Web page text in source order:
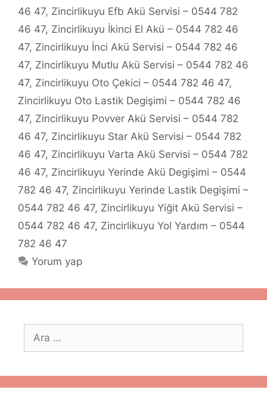
46 47, Zincirlikuyu Efb Akü Servisi – 0544 782
46 47, Zincirlikuyu İkinci El Akü – 0544 782 46
47, Zincirlikuyu İnci Akü Servisi – 0544 782 46
47, Zincirlikuyu Mutlu Akü Servisi – 0544 782 46
47, Zincirlikuyu Oto Çekici – 0544 782 46 47,
Zincirlikuyu Oto Lastik Degişimi – 0544 782 46
47, Zincirlikuyu Povver Akü Servisi – 0544 782
46 47, Zincirlikuyu Star Akü Servisi – 0544 782
46 47, Zincirlikuyu Varta Akü Servisi – 0544 782
46 47, Zincirlikuyu Yerinde Akü Degişimi – 0544
782 46 47, Zincirlikuyu Yerinde Lastik Degişimi –
0544 782 46 47, Zincirlikuyu Yiğit Akü Servisi –
0544 782 46 47, Zincirlikuyu Yol Yardım – 0544
782 46 47
Yorum yap
ara